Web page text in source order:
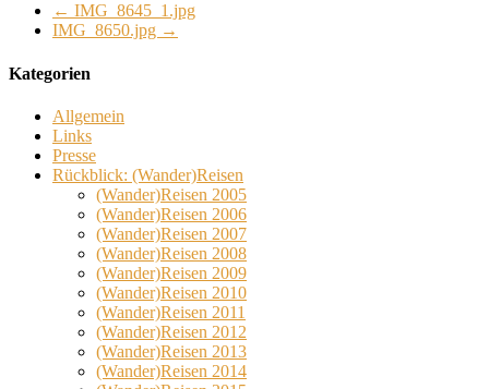
← IMG_8645_1.jpg
IMG_8650.jpg →
Kategorien
Allgemein
Links
Presse
Rückblick: (Wander)Reisen
(Wander)Reisen 2005
(Wander)Reisen 2006
(Wander)Reisen 2007
(Wander)Reisen 2008
(Wander)Reisen 2009
(Wander)Reisen 2010
(Wander)Reisen 2011
(Wander)Reisen 2012
(Wander)Reisen 2013
(Wander)Reisen 2014